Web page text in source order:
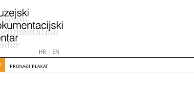
HR| EN
PRONAĐI PLAKAT